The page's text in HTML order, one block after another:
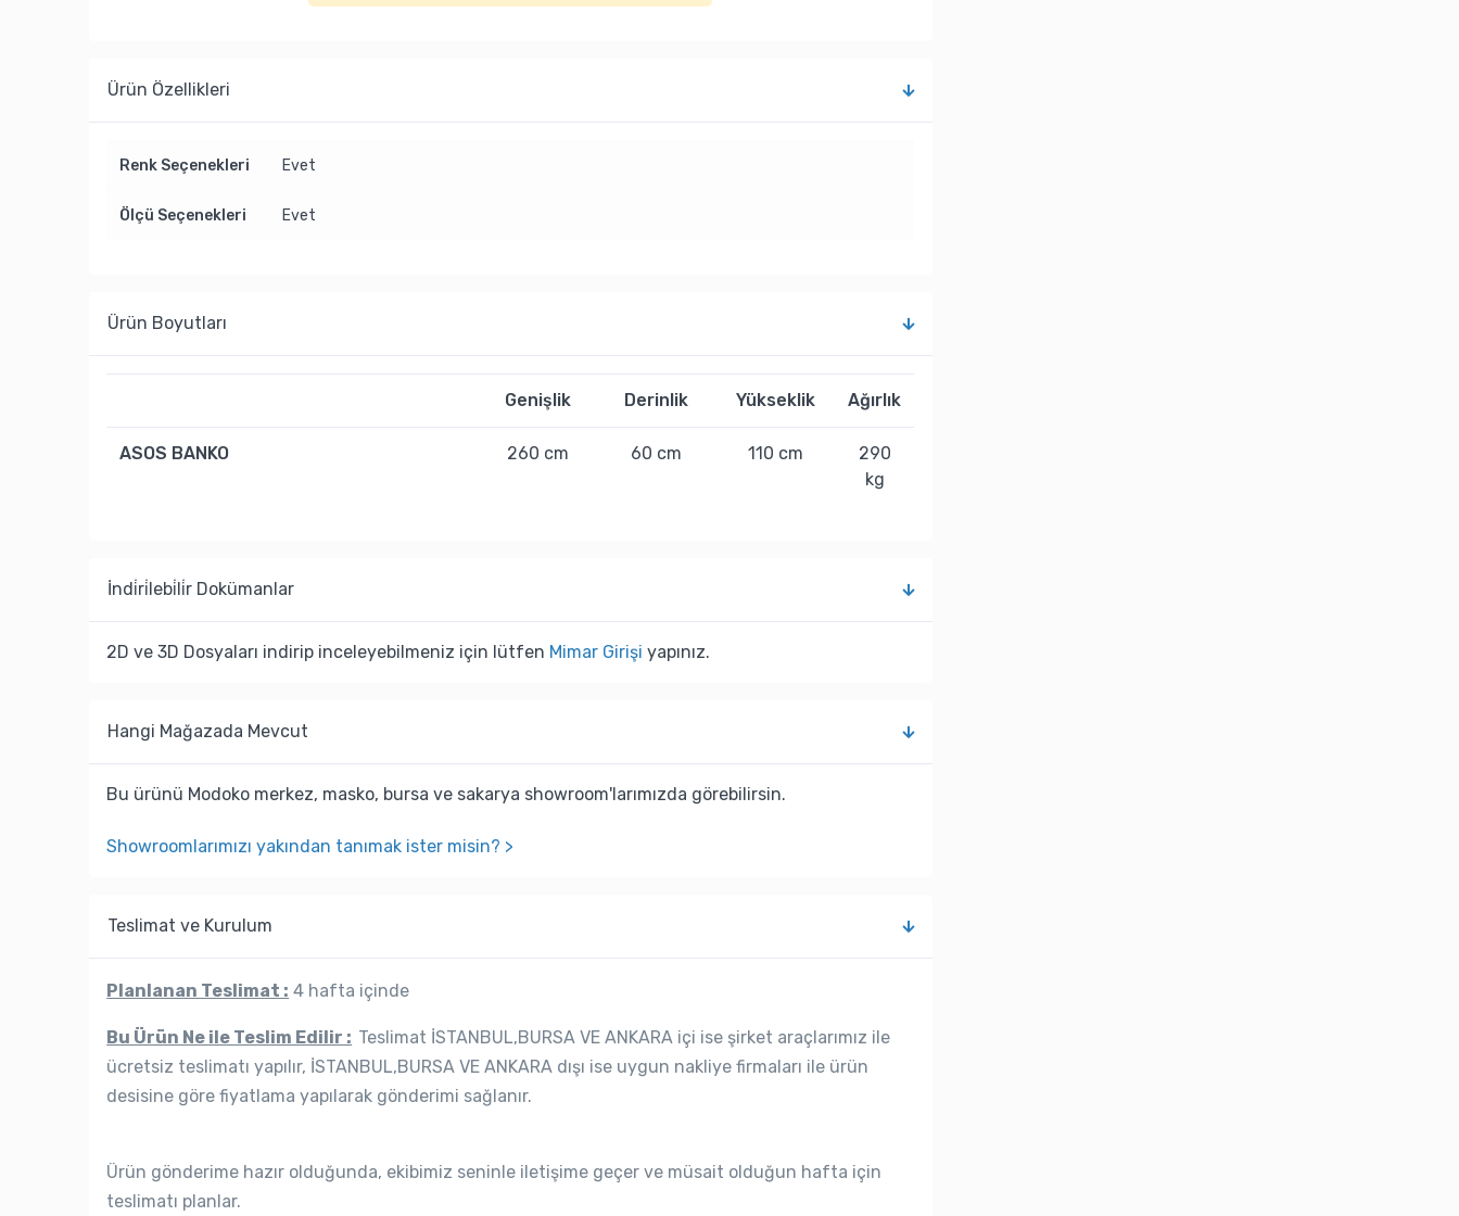
Ürün Özellikleri
Renk Seçenekleri Evet
Ölçü Seçenekleri Evet
Ürün Boyutları
Genişlik Derinlik Yükseklik Ağırlık
ASOS BANKO 260 cm 60 cm 110 cm
290
kg
İndi̇ri̇lebi̇li̇r Dokümanlar
2D ve 3D Dosyaları indirip inceleyebilmeniz için lütfen Mimar Girişi yapınız.
Hangi Mağazada Mevcut
Bu ürünü Modoko merkez, masko, bursa ve sakarya showroom'larımızda görebilirsin.
Showroomlarımızı yakından tanımak ister misin? >
Teslimat ve Kurulum
Planlanan Teslimat : 4 hafta içinde
Bu Ürün Ne ile Teslim Edilir : Teslimat İSTANBUL,BURSA VE ANKARA içi ise şirket araçlarımız ile
ücretsiz teslimatı yapılır, İSTANBUL,BURSA VE ANKARA dışı ise uygun nakliye firmaları ile ürün
desisine göre fiyatlama yapılarak gönderimi sağlanır.
Ürün gönderime hazır olduğunda, ekibimiz seninle iletişime geçer ve müsait olduğun hafta için
teslimatı planlar.